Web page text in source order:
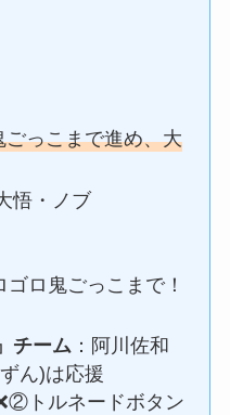
っこまで進め、大
悟・ノブ
ロ鬼ごっこまで！
チーム ：阿川佐和
ん)は応援
トルネードボタン